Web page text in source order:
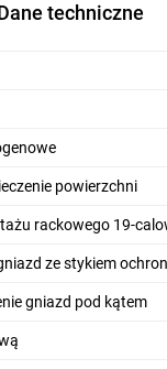
i BHP
Remont
techniczne
powierzchni
rackowego 19-
ze stykiem
gniazd pod kątem